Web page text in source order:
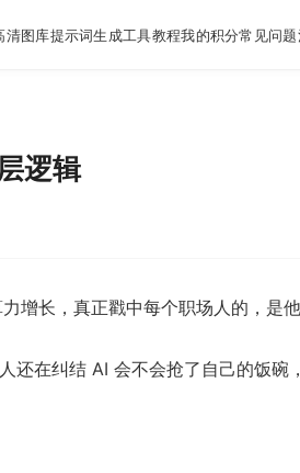
清图库提示词生成工具教程我的积分常见问题
逻辑
增长，真正戳中每个职场人的，是
在纠结 AI 会不会抢了自己的饭碗